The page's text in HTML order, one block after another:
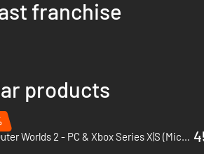
franchise
products
The Outer Worlds 2 - PC & Xbox Series X|S (Microsoft Store)